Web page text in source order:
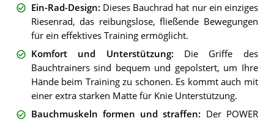
Ein-Rad-Design: Dieses Bauchrad hat nur ein einziges
Riesenrad, das reibungslose, fließende Bewegungen
für ein effektives Training ermöglicht.
Komfort und Unterstützung: Die Griffe des
Bauchtrainers sind bequem und gepolstert, um Ihre
Hände beim Training zu schonen. Es kommt auch mit
einer extra starken Matte für Knie Unterstützung.
Bauchmuskeln formen und straffen: Der POWER